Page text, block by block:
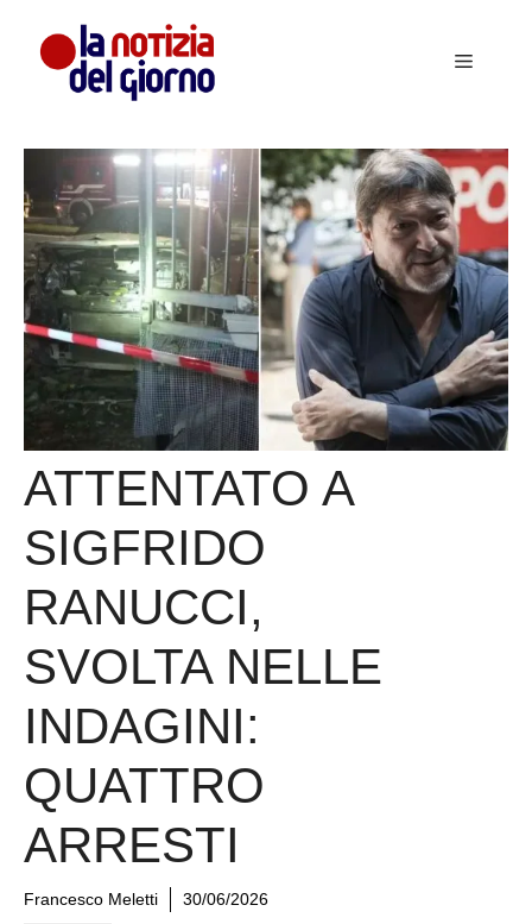
contenuto
Menu
ATTENTATO A
SIGFRIDO
RANUCCI,
SVOLTA NELLE
INDAGINI:
QUATTRO
ARRESTI
Francesco Meletti 30/06/2026